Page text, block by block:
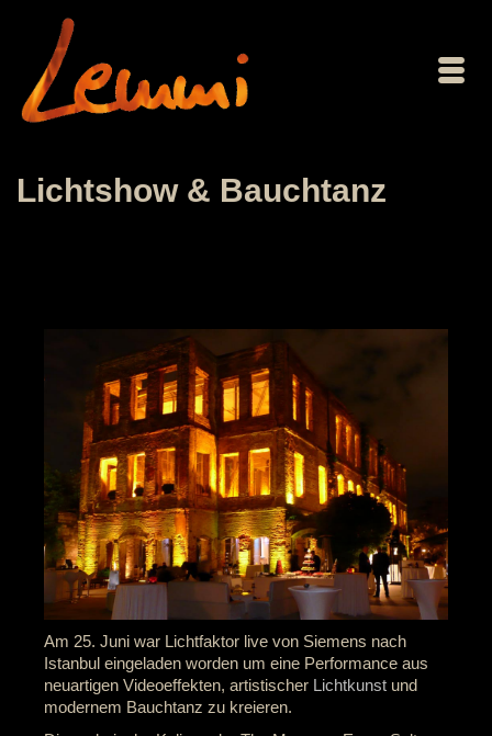
Lichtshow & Bauchtanz
Am 25. Juni war Lichtfaktor live von Siemens nach
Istanbul eingeladen worden um eine Performance aus
neuartigen Videoeffekten, artistischer Lichtkunst und
modernem Bauchtanz zu kreieren.